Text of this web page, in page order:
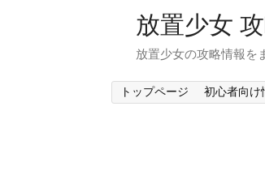
放置少女
放置少女の攻略情報を
トップページ 初心者向け